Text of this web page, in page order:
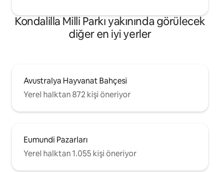
Kondalilla Milli Parkı yakınında görülecek
diğer en iyi yerler
Avustralya Hayvanat Bahçesi
Yerel halktan 872 kişi öneriyor
Eumundi Pazarları
Yerel halktan 1.055 kişi öneriyor